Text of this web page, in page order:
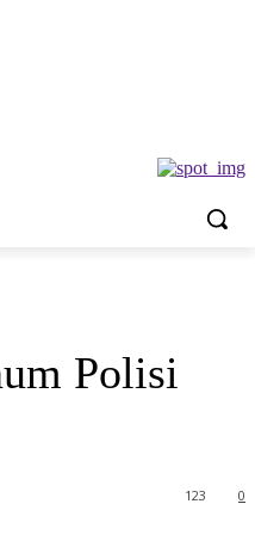
Polisi
0
123